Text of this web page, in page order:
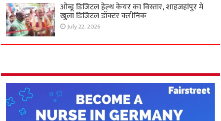
ओब्डू डिजिटल हेल्थ केयर का विस्तार, शाहजहांपुर में
खुला डिजिटल डॉक्टर क्लीनिक
July 22, 2026